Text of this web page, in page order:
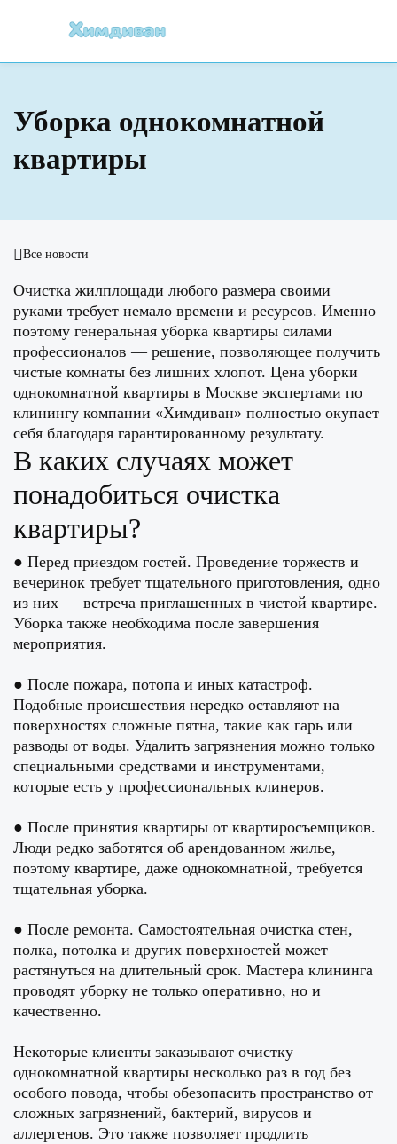
Уборка однокомнатной
квартиры
Все новости
Очистка жилплощади любого размера своими
руками требует немало времени и ресурсов. Именно
поэтому генеральная уборка квартиры силами
профессионалов — решение, позволяющее получить
чистые комнаты без лишних хлопот. Цена уборки
однокомнатной квартиры в Москве экспертами по
клинингу компании «Химдиван» полностью окупает
себя благодаря гарантированному результату.
В каких случаях может
понадобиться очистка
квартиры?
● Перед приездом гостей. Проведение торжеств и
вечеринок требует тщательного приготовления, одно
из них — встреча приглашенных в чистой квартире.
Уборка также необходима после завершения
мероприятия.
● После пожара, потопа и иных катастроф.
Подобные происшествия нередко оставляют на
поверхностях сложные пятна, такие как гарь или
разводы от воды. Удалить загрязнения можно только
специальными средствами и инструментами,
которые есть у профессиональных клинеров.
● После принятия квартиры от квартиросъемщиков.
Люди редко заботятся об арендованном жилье,
поэтому квартире, даже однокомнатной, требуется
тщательная уборка.
● После ремонта. Самостоятельная очистка стен,
полка, потолка и других поверхностей может
растянуться на длительный срок. Мастера клининга
проводят уборку не только оперативно, но и
качественно.
Некоторые клиенты заказывают очистку
однокомнатной квартиры несколько раз в год без
особого повода, чтобы обезопасить пространство от
сложных загрязнений, бактерий, вирусов и
аллергенов. Это также позволяет продлить